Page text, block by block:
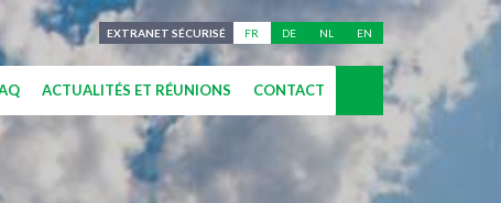
EXTRANET SÉCURISÉ FR DE NL EN
ACTUALITÉS ET RÉUNIONS CONTACT